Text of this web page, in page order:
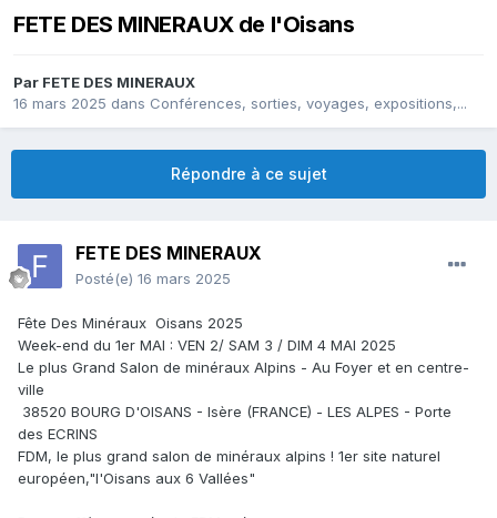
FETE DES MINERAUX de l'Oisans
Par FETE DES MINERAUX
16 mars 2025 dans Conférences, sorties, voyages, expositions,...
Répondre à ce sujet
FETE DES MINERAUX
Posté(e) 16 mars 2025
Fête Des Minéraux Oisans 2025
Week-end du 1er MAI : VEN 2/ SAM 3 / DIM 4 MAI 2025
Le plus Grand Salon de minéraux Alpins - Au Foyer et en centre-
ville
38520 BOURG D'OISANS - Isère (FRANCE) - LES ALPES - Porte
des ECRINS
FDM, le plus grand salon de minéraux alpins ! 1er site naturel
européen,"l'Oisans aux 6 Vallées"